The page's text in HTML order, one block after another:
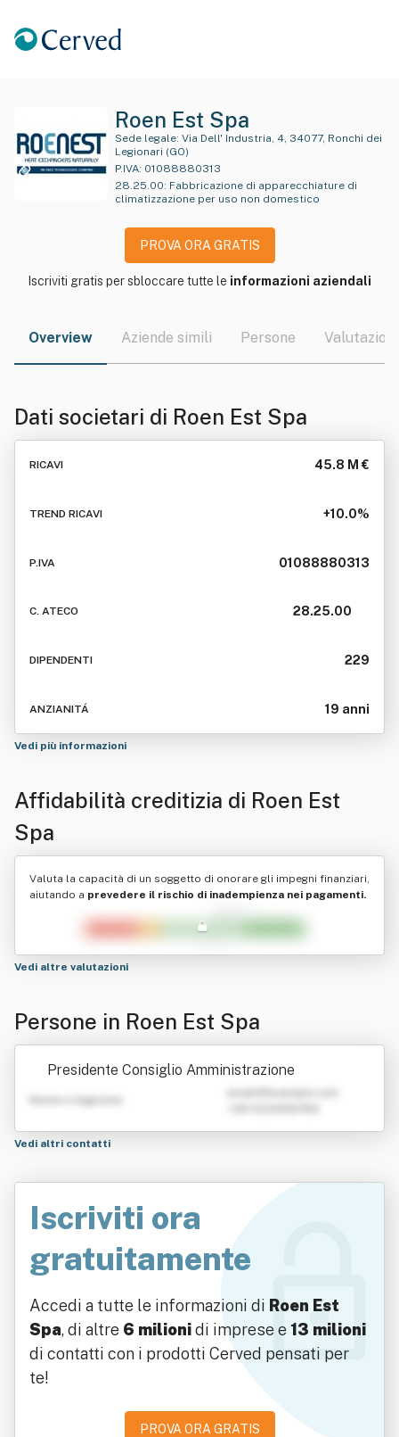
Roen Est Spa
Sede legale:
Legionari (GO)
P.IVA: 01088880313
28.25.00: Fabbricazione di apparecchiature di
climatizzazione per uso non domestico
PROVA ORA GRATIS
Iscriviti gratis per sbloccare tutte le informazioni aziendali
Overview Aziende simili Persone Valutazioni
Dati societari di Roen Est Spa
RICAVI 45.8 M €
TREND RICAVI +10.0%
P.IVA 01088880313
C. ATECO 28.25.00
DIPENDENTI 229
ANZIANITÁ 19 anni
Vedi più informazioni
Affidabilità creditizia di Roen Est
Spa
Valuta la capacità di un soggetto di onorare gli impegni finanziari,
aiutando a prevedere il rischio di inadempienza nei pagamenti.
Vedi altre valutazioni
Persone in Roen Est Spa
Presidente Consiglio Amministrazione
Nome e Cognome
Vedi altri contatti
Iscriviti ora
gratuitamente
Accedi a tutte le informazioni di Roen Est
Spa, di altre 6 milionidi imprese e 13 milioni
di contatti con i prodotti Cerved pensati per
te!
PROVA ORA GRATIS